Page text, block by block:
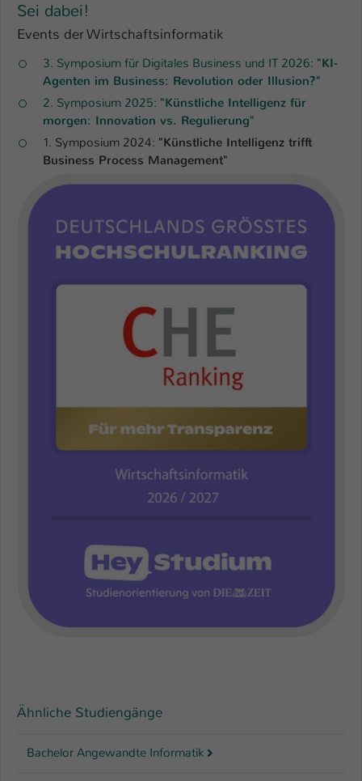
Sei dabei!
Events der Wirtschaftsinformatik
3. Symposium für Digitales Business und IT 2026: "KI-
Agenten im Business: Revolution oder Illusion?"
2. Symposium 2025: "Künstliche Intelligenz für
morgen: Innovation vs. Regulierung"
1. Symposium 2024: "Künstliche Intelligenz trifft
Business Process Management"
Ähnliche Studiengänge
Bachelor Angewandte Informatik